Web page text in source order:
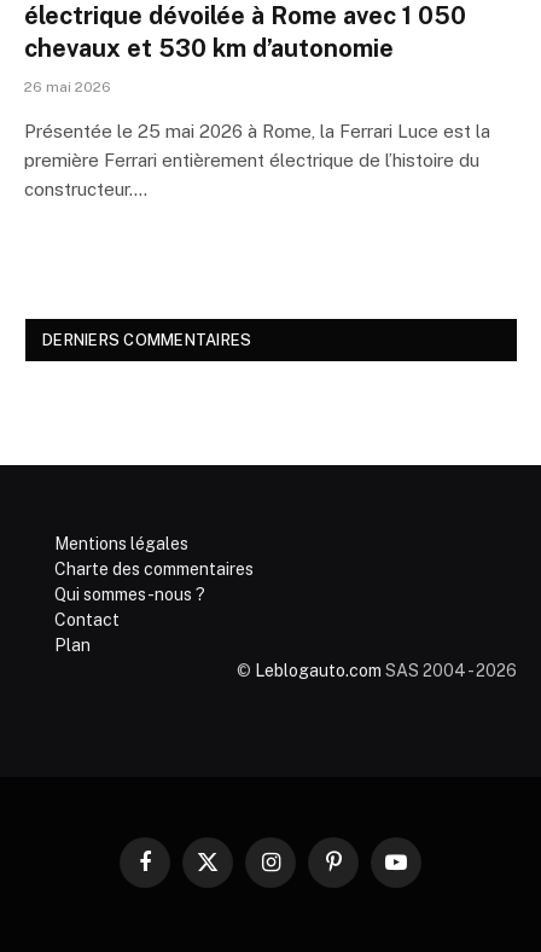
électrique dévoilée à Rome avec 1 050
chevaux et 530 km d’autonomie
26 mai 2026
Présentée le 25 mai 2026 à Rome, la Ferrari Luce est la
première Ferrari entièrement électrique de l’histoire du
constructeur.…
DERNIERS COMMENTAIRES
Mentions légales
Charte des commentaires
Qui sommes-nous ?
Contact
Plan
© Leblogauto.com SAS 2004 - 2026
Facebook
X
InstagramPinterestYouTube